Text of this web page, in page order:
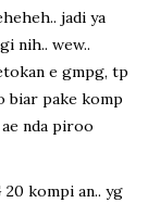
jadi ya
nih.. wew..
e gmpg, tp
biar pake komp
nda piroo
20 kompi an.. yg